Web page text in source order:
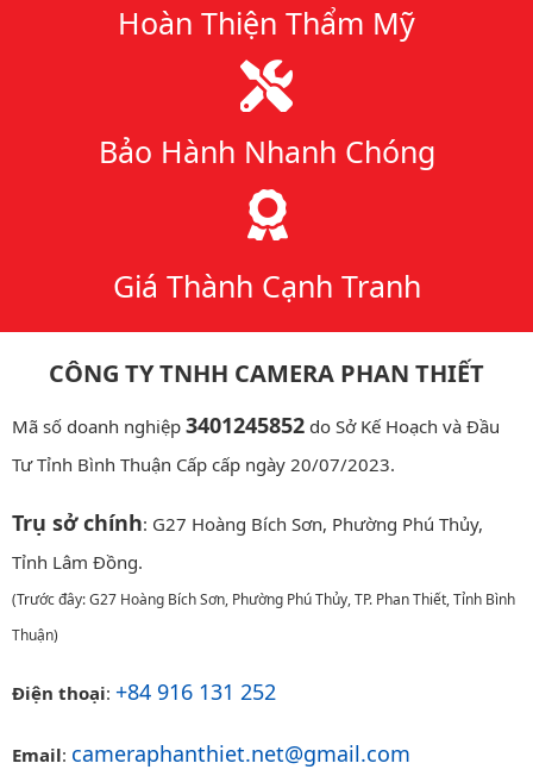
Hoàn Thiện Thẩm Mỹ
Bảo Hành Nhanh Chóng
Giá Thành Cạnh Tranh
CÔNG TY TNHH CAMERA PHAN THIẾT
Mã số doanh nghiệp 3401245852 do Sở Kế Hoạch và Đầu
Tư Tỉnh Bình Thuận Cấp cấp ngày 20/07/2023.
Trụ sở chính: G27 Hoàng Bích Sơn, Phường Phú Thủy,
Tỉnh Lâm Đồng.
(Trước đây: G27 Hoàng Bích Sơn, Phường Phú Thủy, TP. Phan Thiết, Tỉnh Bình
Thuận)
Điện thoại: +84 916 131 252
Email: cameraphanthiet.net@gmail.com